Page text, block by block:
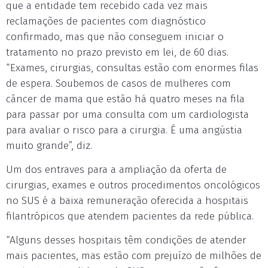
que a entidade tem recebido cada vez mais
reclamações de pacientes com diagnóstico
confirmado, mas que não conseguem iniciar o
tratamento no prazo previsto em lei, de 60 dias.
“Exames, cirurgias, consultas estão com enormes filas
de espera. Soubemos de casos de mulheres com
câncer de mama que estão há quatro meses na fila
para passar por uma consulta com um cardiologista
para avaliar o risco para a cirurgia. É uma angústia
muito grande”, diz.
Um dos entraves para a ampliação da oferta de
cirurgias, exames e outros procedimentos oncológicos
no SUS é a baixa remuneração oferecida a hospitais
filantrópicos que atendem pacientes da rede pública.
“Alguns desses hospitais têm condições de atender
mais pacientes, mas estão com prejuízo de milhões de